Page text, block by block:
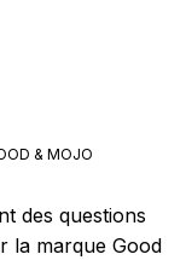
& MOJO
des questions
la marque Good